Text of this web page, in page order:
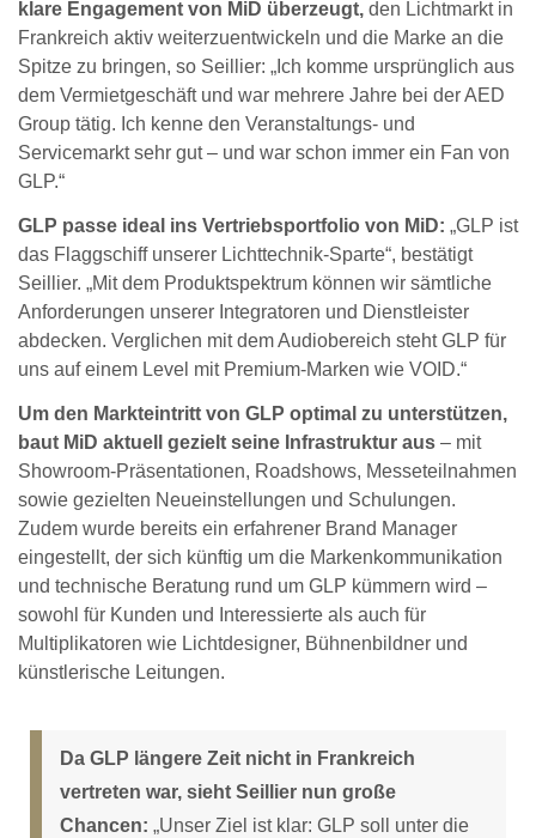
klare Engagement von MiD überzeugt, den Lichtmarkt in
Frankreich aktiv weiterzuentwickeln und die Marke an die
Spitze zu bringen, so Seillier: „Ich komme ursprünglich aus
dem Vermietgeschäft und war mehrere Jahre bei der AED
Group tätig. Ich kenne den Veranstaltungs- und
Servicemarkt sehr gut – und war schon immer ein Fan von
GLP.“
GLP passe ideal ins Vertriebsportfolio von MiD: „GLP ist
das Flaggschiff unserer Lichttechnik-Sparte“, bestätigt
Seillier. „Mit dem Produktspektrum können wir sämtliche
Anforderungen unserer Integratoren und Dienstleister
abdecken. Verglichen mit dem Audiobereich steht GLP für
uns auf einem Level mit Premium-Marken wie VOID.“
Um den Markteintritt von GLP optimal zu unterstützen,
baut MiD aktuell gezielt seine Infrastruktur aus – mit
Showroom-Präsentationen, Roadshows, Messeteilnahmen
sowie gezielten Neueinstellungen und Schulungen.
Zudem wurde bereits ein erfahrener Brand Manager
eingestellt, der sich künftig um die Markenkommunikation
und technische Beratung rund um GLP kümmern wird –
sowohl für Kunden und Interessierte als auch für
Multiplikatoren wie Lichtdesigner, Bühnenbildner und
künstlerische Leitungen.
Da GLP längere Zeit nicht in Frankreich
vertreten war, sieht Seillier nun große
Chancen: „Unser Ziel ist klar: GLP soll unter die